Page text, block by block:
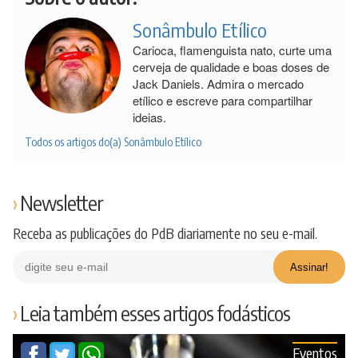
Sonâmbulo Etílico
Carioca, flamenguista nato, curte uma
cerveja de qualidade e boas doses de
Jack Daniels. Admira o mercado
etílico e escreve para compartilhar
ideias.
Todos os artigos do(a) Sonâmbulo Etílico
Newsletter
Receba as publicações do PdB diariamente no seu e-mail.
Leia também esses artigos fodásticos
Eventos